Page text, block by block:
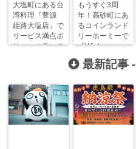
大塩町にある台
湾料理『豊源
姫路大塩店』で
サービス満点ボ
リュームランチ
もうすぐ3周
年！高砂町にあ
るコインランド
リーホーミーで
『Winter
Laundry
SALE』が開
最新記事 -